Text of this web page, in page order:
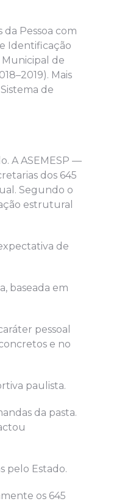
Pessoa com
Identificação
Municipal de
Mais
de
A ASEMESP —
dos 645
Segundo o
estrutural
de
baseada em
pessoal
e no
paulista.
da pasta.
pelo Estado.
os 645